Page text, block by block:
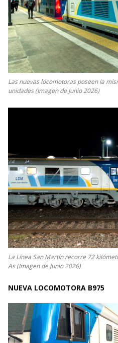
Las nuevas locomotoras poseen la
unidades (Imagen de Junio 2026)
La Línea San Martín recorre 72
As (Imagen de Junio 2026)
NUEVA LOCOMOTORA B975